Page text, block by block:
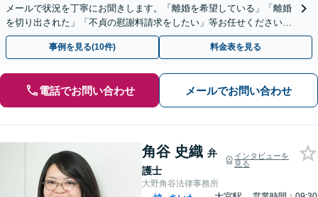
メールで状況を丁寧にお聞きします。「離婚を希望している」「離婚
を切り出された」「不貞の慰謝料請求をしたい」等お任せください。
【リーズナブルな料金設定】
事例を見る(10件) 料金表を見る
電話でお問い合わせ メールでお問い合わせ
角谷 史織 弁
護士
インタビューを
見る
大野角谷法律事務所